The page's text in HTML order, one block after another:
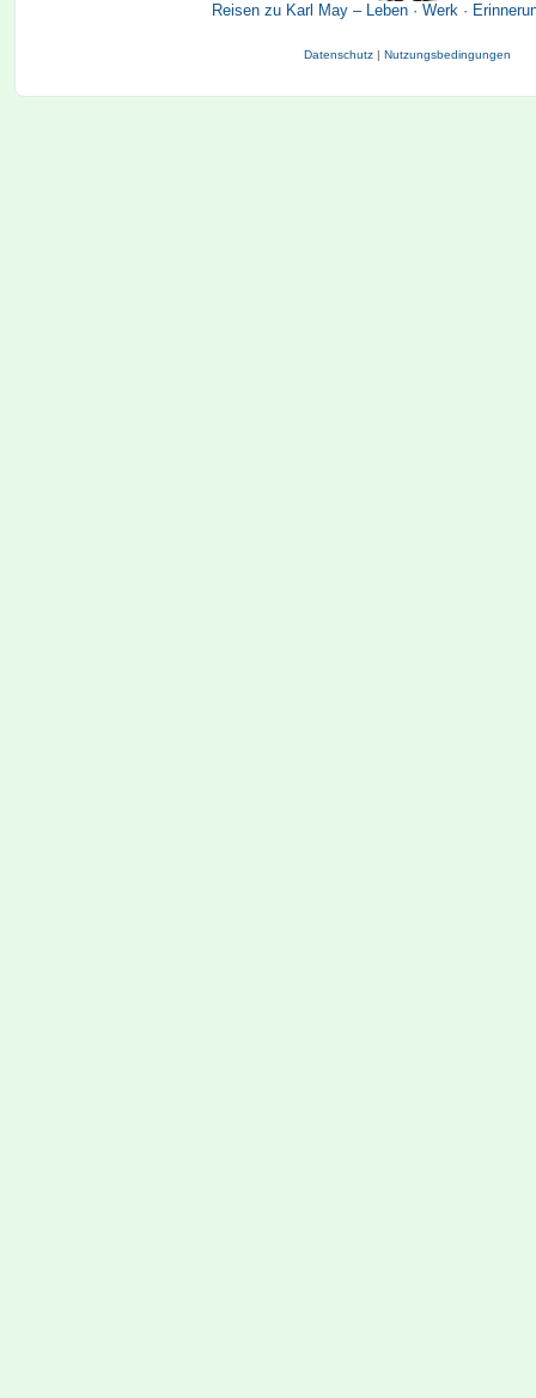
Reisen zu Karl May – Leben · Werk ·
Datenschutz Nutzungsbedingungen